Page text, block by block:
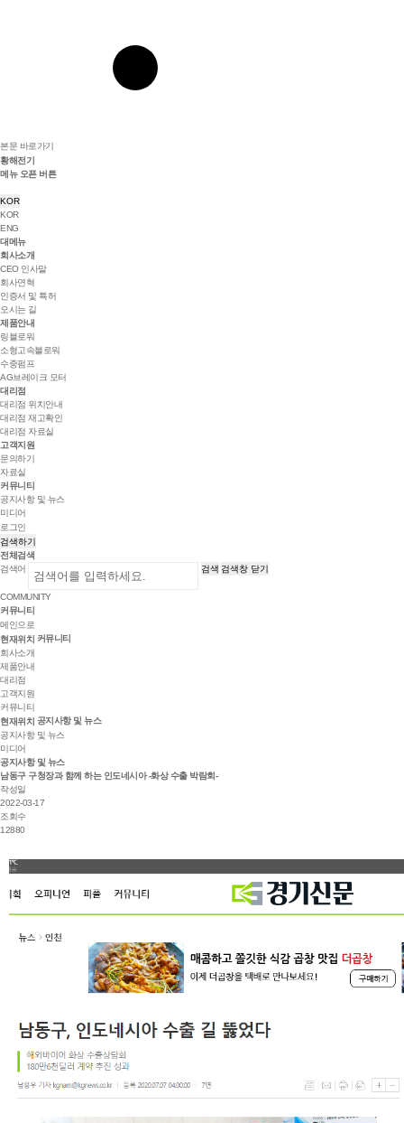
본문 바로가기
황해전기
메뉴 오픈 버튼
KOR
KOR
ENG
대메뉴
회사소개
CEO 인사말
회사연혁
인증서 및 특허
오시는 길
제품안내
링블로워
소형고속블로워
수중펌프
AG브레이크 모터
대리점
대리점 위치안내
대리점 재고확인
대리점 자료실
고객지원
문의하기
자료실
커뮤니티
공지사항 및 뉴스
미디어
로그인
검색하기
전체검색
검색어
검색 검색창 닫기
COMMUNITY
커뮤니티
메인으로
현재위치 커뮤니티
회사소개
제품안내
대리점
고객지원
커뮤니티
현재위치 공지사항 및 뉴스
공지사항 및 뉴스
미디어
공지사항 및 뉴스
남동구 구청장과 함께 하는 인도네시아 -화상 수출 박람회-
작성일
2022-03-17
조회수
12880